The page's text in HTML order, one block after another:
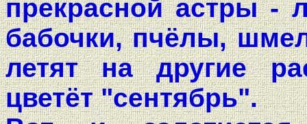
прекрасной астры -
бабочки, пчёлы,
летят на другие
цветёт "сентябрь".